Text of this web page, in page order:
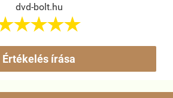
dvd-bolt.hu

Értékelés írása